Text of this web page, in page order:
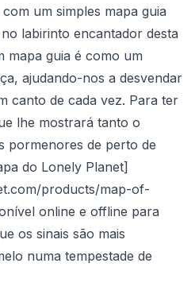
um simples mapa guia
labirinto encantador desta
mapa guia é como um
ajudando-nos a desvendar
canto de cada vez. Para ter
lhe mostrará tanto o
pormenores de perto de
do Lonely Planet]
products/map-of-
online e offline para
os sinais são mais
numa tempestade de